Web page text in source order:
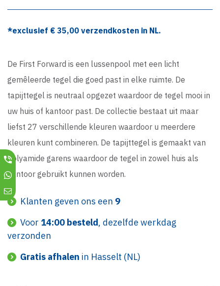
*exclusief € 35,00 verzendkosten in NL.
De First Forward is een lussenpool met een licht
gemêleerde tegel die goed past in elke ruimte. De
tapijttegel is neutraal opgezet waardoor de tegel mooi in
uw huis of kantoor past. De collectie bestaat uit maar
liefst 27 verschillende kleuren waardoor u meerdere
kleuren kunt combineren. De tapijttegel is gemaakt van
Polyamide garens waardoor de tegel in zowel huis als
kantoor gebruikt kunnen worden.
Klanten geven ons een 9
Voor 14:00 besteld, dezelfde werkdag
verzonden
Gratis afhalen in Hasselt (NL)